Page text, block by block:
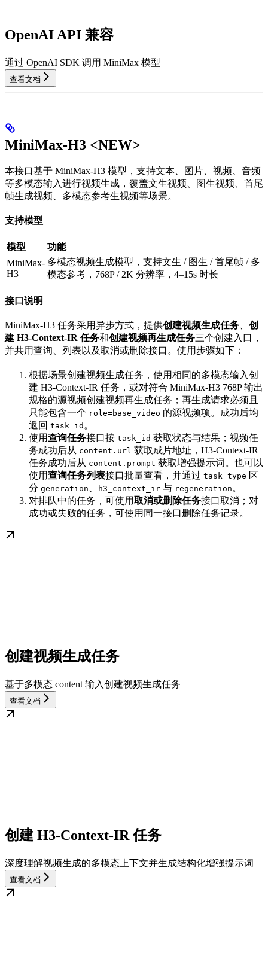
OpenAI API 兼容
通过 OpenAI SDK 调用 MiniMax 模型
查看文档
MiniMax-H3 <NEW>
本接口基于 MiniMax-H3 模型，支持文本、图片、视频、音频
等多模态输入进行视频生成，覆盖文生视频、图生视频、首尾
帧生成视频、多模态参考生视频等场景。
支持模型
模型
功能
MiniMax-
H3
多模态视频生成模型，支持文生 / 图生 / 首尾帧 / 多
模态参考，768P / 2K 分辨率，4–15s 时长
接口说明
MiniMax-H3 任务采用异步方式，提供创建视频生成任务
创
建 H3-Context-IR 任务和创建视频再生成任务三个创建入口，
并共用查询、列表以及取消或删除接口。使用步骤如下：
根据场景创建视频生成任务，使用相同的多模态输入创
建 H3-Context-IR 任务，或对符合 MiniMax-H3 768P 输出
规格的源视频创建视频再生成任务；再生成请求必须且
只能包含一个 role=base_video 的源视频项。成功后均
返回 task_id 。
使用查询任务接口按 task_id 获取状态与结果；视频任
务成功后从 content.url 获取成片地址，H3-Context-IR
任务成功后从 content.prompt 获取增强提示词。也可以
使用查询任务列表接口批量查看，并通过 task_type 区
分 generation h3_context_ir 与 regeneration 。
对排队中的任务，可使用取消或删除任务接口取消；对
成功或失败的任务，可使用同一接口删除任务记录。
创建视频生成任务
基于多模态 content 输入创建视频生成任务
查看文档
创建 H3-Context-IR 任务
深度理解视频生成的多模态上下文并生成结构化增强提示词
查看文档